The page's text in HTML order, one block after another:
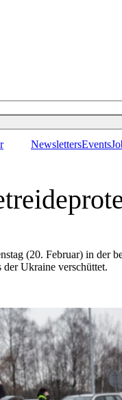
NewslettersEvents
(20. Februar) in der
Ukraine verschüttet.